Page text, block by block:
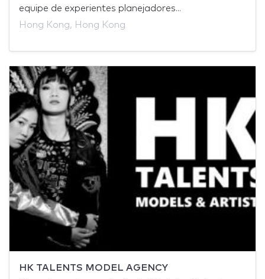
equipe de experientes planejadores...
Hong Kong, Hong Kong
HK TALENTS MODEL AGENCY